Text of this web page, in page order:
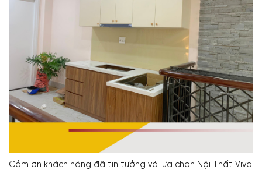
Cảm ơn khách hàng đã tin tưởng và lựa chọn Nội Thất Viva